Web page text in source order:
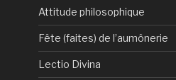
Attitude philosophique
Fête (faites) de l’aumônerie
Lectio Divina